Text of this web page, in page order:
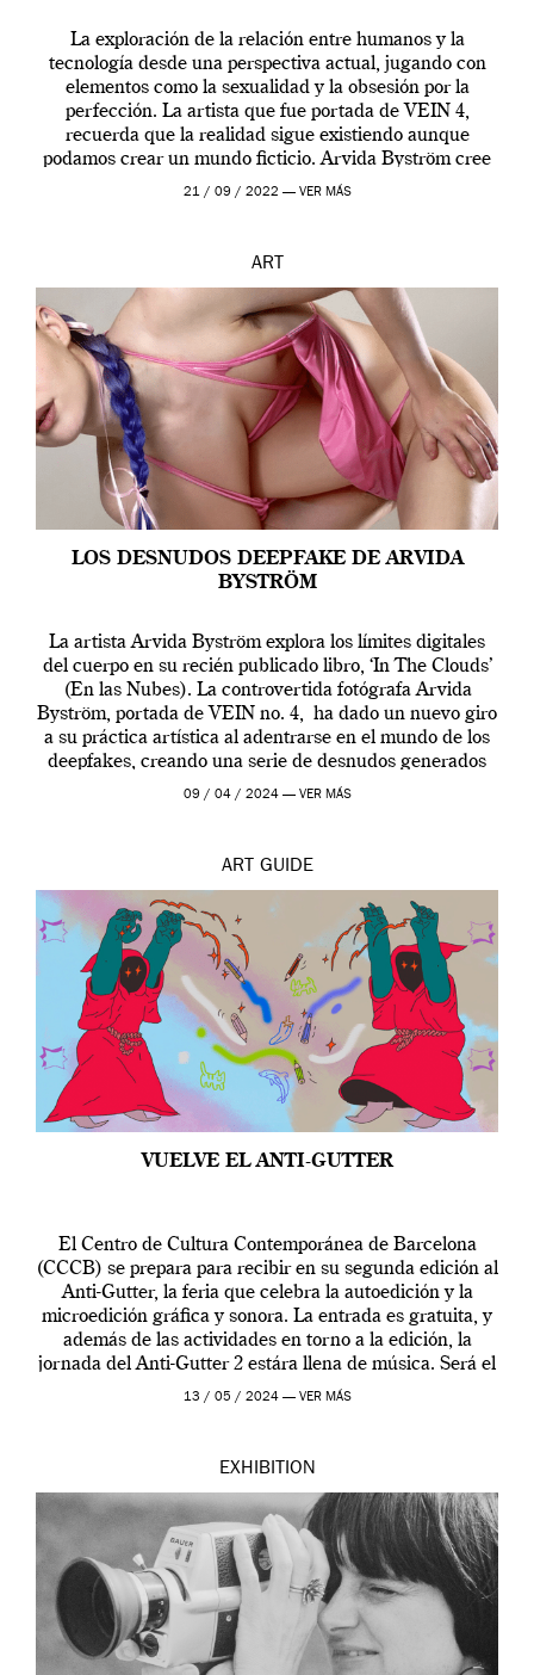
La exploración de la relación entre humanos y la
tecnología desde una perspectiva actual, jugando con
elementos como la sexualidad y la obsesión por la
perfección. La artista que fue portada de VEIN 4,
recuerda que la realidad sigue existiendo aunque
podamos crear un mundo ficticio. Arvida Byström cree
que los humanos tienen un complejo […]
21 / 09 / 2022 — VER MÁS
ART
LOS DESNUDOS DEEPFAKE DE ARVIDA
BYSTRÖM
La artista Arvida Byström explora los límites digitales
del cuerpo en su recién publicado libro, ‘In The Clouds’
(En las Nubes). La controvertida fotógrafa Arvida
Byström, portada de VEIN no. 4, ha dado un nuevo giro
a su práctica artística al adentrarse en el mundo de los
deepfakes, creando una serie de desnudos generados
por […]
09 / 04 / 2024 — VER MÁS
ART GUIDE
VUELVE EL ANTI-GUTTER
El Centro de Cultura Contemporánea de Barcelona
(CCCB) se prepara para recibir en su segunda edición al
Anti-Gutter, la feria que celebra la autoedición y la
microedición gráfica y sonora. La entrada es gratuita, y
además de las actividades en torno a la edición, la
jornada del Anti-Gutter 2 estára llena de música. Será el
[…]
13 / 05 / 2024 — VER MÁS
EXHIBITION